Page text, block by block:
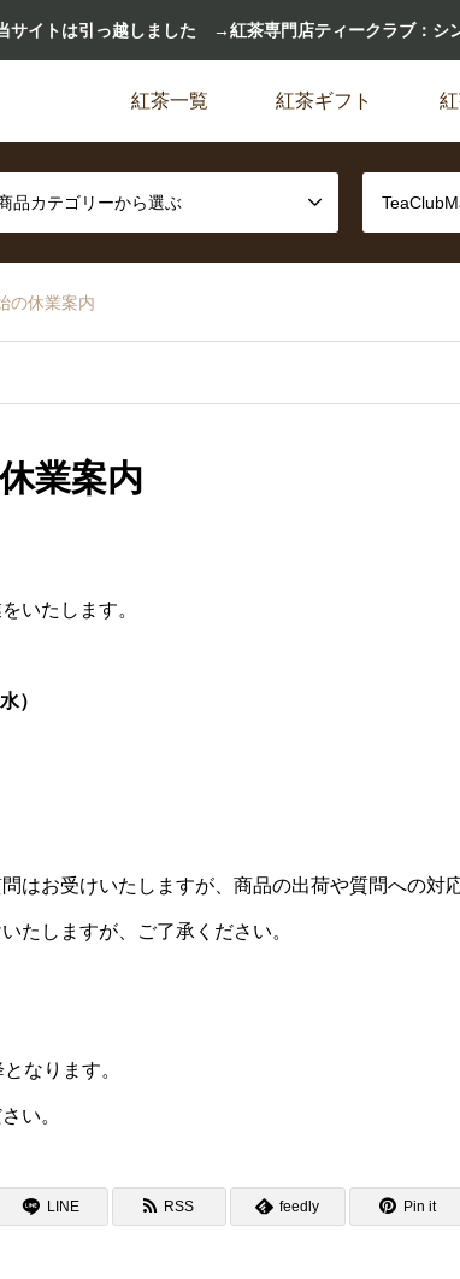
サイトは引っ越しました →紅茶専門店ティークラブ：シ
紅茶一覧 紅茶ギフト
品カテゴリーから選ぶ
の休業案内
業案内
いたします。
）
はお受けいたしますが、商品の出荷や質問への対
たしますが、ご了承ください。
なります。
い。
LINE RSS feedly Pin it